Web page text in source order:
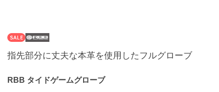
RBB タイドゲームグローブ
指先部分に丈夫な本革を使用したフルグローブ